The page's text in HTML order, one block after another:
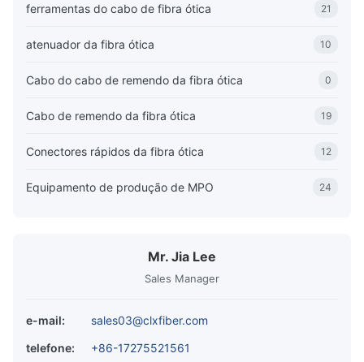
ferramentas do cabo de fibra ótica 21
atenuador da fibra ótica 10
Cabo do cabo de remendo da fibra ótica 0
Cabo de remendo da fibra ótica 19
Conectores rápidos da fibra ótica 12
Equipamento de produção de MPO 24
Mr. Jia Lee
Sales Manager
e-mail:
sales03@clxfiber.com
telefone:
+86-17275521561